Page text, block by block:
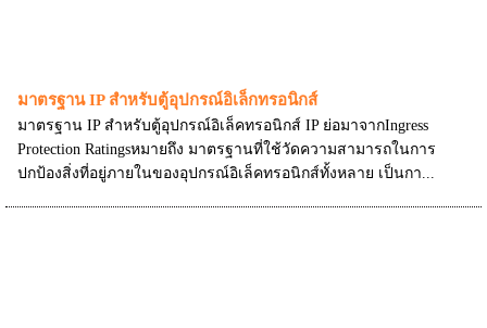
มาตรฐาน IP สำหรับตู้อุปกรณ์อิเล็กทรอนิกส์
มาตรฐาน IP สำหรับตู้อุปกรณ์อิเล็คทรอนิกส์ IP ย่อมาจากIngress
Protection Ratingsหมายถึง มาตรฐานที่ใช้วัดความสามารถในการ
ปกป้องสิ่งที่อยู่ภายในของอุปกรณ์อิเล็คทรอนิกส์ทั้งหลาย เป็นกา...